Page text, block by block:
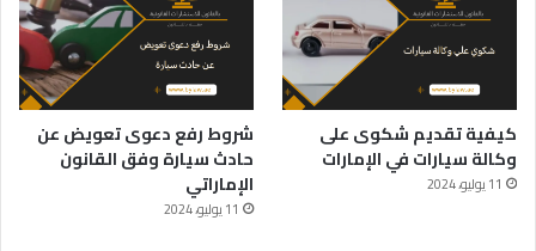
كيفية تقديم شكوى على
وكالة سيارات في الإمارات
11 يوليو، 2024
شروط رفع دعوى تعويض عن
حادث سيارة وفق القانون
الإماراتي
11 يوليو، 2024